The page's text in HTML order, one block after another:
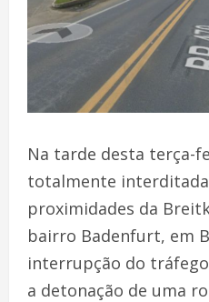
Na tarde desta terça-
totalmente interditada
proximidades da
bairro Badenfurt, em
interrupção do
a detonação de uma